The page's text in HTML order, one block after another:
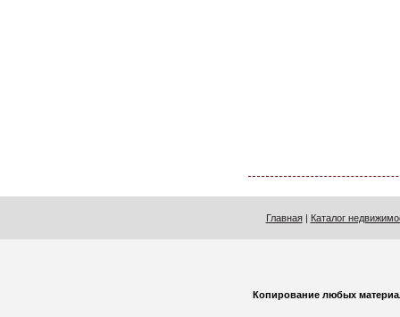
Главная| Каталог
Копирование любых